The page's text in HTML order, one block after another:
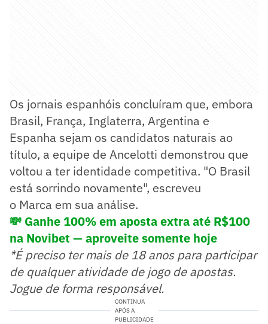
Os jornais espanhóis concluíram que, embora
Brasil, França, Inglaterra, Argentina e
Espanha sejam os candidatos naturais ao
título, a equipe de Ancelotti demonstrou que
voltou a ter identidade competitiva. "O Brasil
está sorrindo novamente", escreveu
o Marca em sua análise.
💸 Ganhe 100% em aposta extra até R$100
na Novibet — aproveite somente hoje
*É preciso ter mais de 18 anos para participar
de qualquer atividade de jogo de apostas.
Jogue de forma responsável.
CONTINUA
APÓS A
PUBLICIDADE